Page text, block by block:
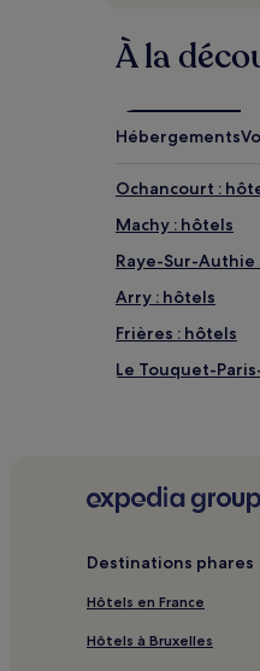
disponibilité
sont
de
changer.
supplémentaires
peuvent
s’appliquer.
À la
Hébergements
Ochancourt :
Machy : hôtels
Raye-Sur-Authie
Arry : hôtels
Frières : hôtels
Le Touquet-
Rue : hôtels
Destinations phares
Hôtels en France
Hôtels à Bruxelles